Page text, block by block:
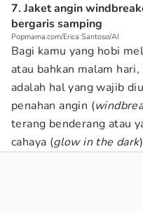
7. Jaket angin
bergaris samping
Popmama.com/Erica Santoso/AI
Bagi kamu yang hobi
atau bahkan malam
adalah hal yang wajib
penahan angin (
terang benderang atau
cahaya (glow in the dark